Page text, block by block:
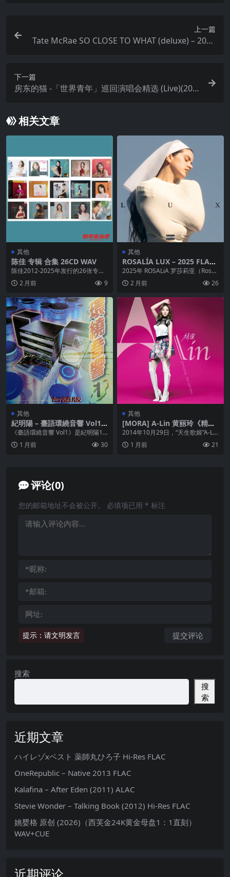
上一篇
Tate McRae SO CLOSE TO WHAT (deluxe) – 2025
下一篇
房东的猫 -「世界青年」巡回演唱会精选 (Live)(202
相关文章
其他
陈佳 专辑 合集 26CD WAV
陈佳2012-2025年发行的26张专辑
收录《樱花之旅》《又见邓丽君》
系列、《...
2 月前 9
其他
ROSALÍA LUX – 2025 FLAC
Hi-Res 96kHz 24bit qobuz
2025年 ROSALiA 罗莎莉亚（Rosalí
a）第四张专辑《LUX》获8....
2 月前 26
其他
紀明陽 – 臺語環繞音響 Vol1
(1997) ALAC
《臺語環繞音響 Vol1》是紀明陽19
97年推出的纯音乐专辑，以电子琴
等乐器演绎...
1 月前 30
其他
[MORA] A-Lin 黄丽玲《精选
A-Lin — everlasting…best
and more》2014 FLAC Hi-R
es 24bit 48kHz
2014年10月29日，“天生歌姬”A-Lin
黄丽玲推出出道首张精选辑，由艾
回唱...1 月前 21
评论(0)
提示：请文明发言
您的邮箱地址不会被公开。 必填项已用 * 标注
搜索
搜
索
近期文章
ハイレゾxベスト 薬師丸ひろ子 Hi-Res FLAC
OneRepublic – Native 2013 FLAC
Kalafina – After Eden (2011) ALAC
Stevie Wonder – Talking Book (2012) Hi-Res FLAC
姚婴格 原创 (2026)（西芙金24K黄金母盘1：1直刻）
WAV+CUE